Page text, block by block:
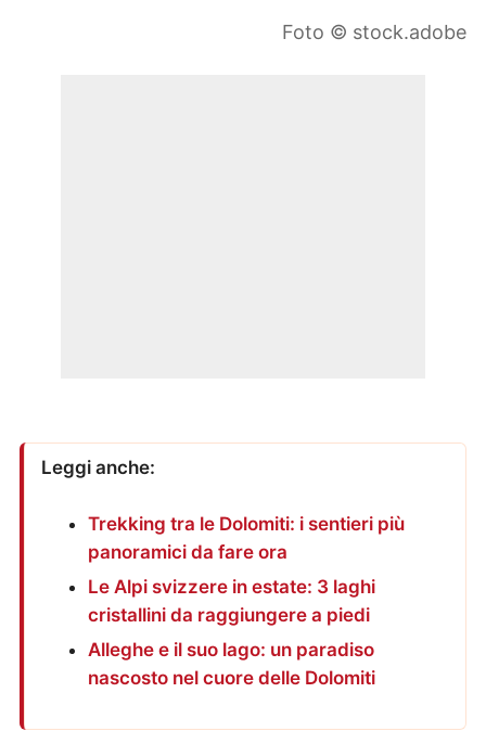
Foto © stock.adobe
Leggi anche:
Trekking tra le Dolomiti: i sentieri più
panoramici da fare ora
Le Alpi svizzere in estate: 3 laghi
cristallini da raggiungere a piedi
Alleghe e il suo lago: un paradiso
nascosto nel cuore delle Dolomiti